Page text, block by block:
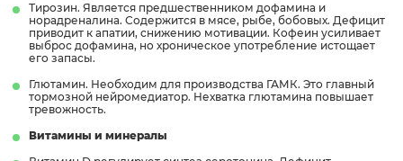
Тирозин. Является предшественником дофамина и
норадреналина. Содержится в мясе, рыбе, бобовых. Дефицит
приводит к апатии, снижению мотивации. Кофеин усиливает
выброс дофамина, но хроническое употребление истощает
его запасы.
Глютамин. Необходим для производства ГАМК. Это главный
тормозной нейромедиатор. Нехватка глютамина повышает
тревожность.
Витамины и минералы